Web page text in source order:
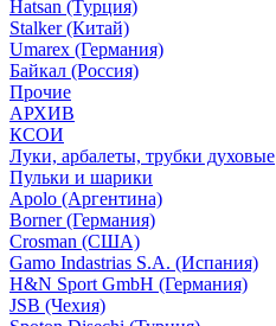
Hatsan (Турция)
Stalker (Китай)
Umarex (Германия)
Байкал (Россия)
Прочие
АРХИВ
КСОИ
Луки, арбалеты, трубки духовые
Пульки и шарики
Apolo (Аргентина)
Borner (Германия)
Crosman (США)
Gamo Indastrias S.A. (Испания)
H&N Sport GmbH (Германия)
JSB (Чехия)